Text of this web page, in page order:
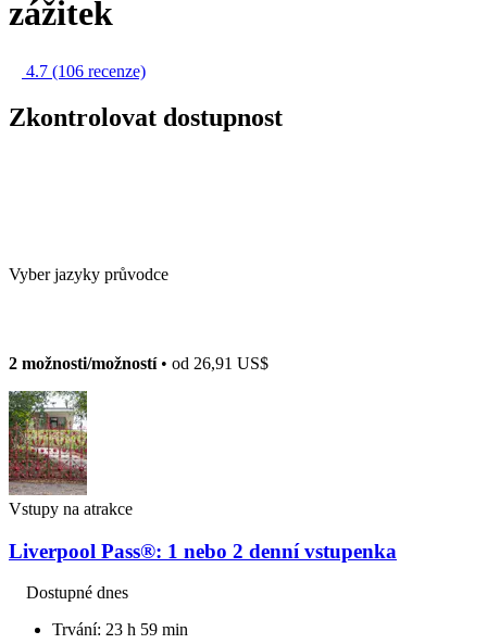
zážitek
4.7 (106 recenze)
Zkontrolovat dostupnost
Vyber jazyky průvodce
2 možnosti/možností• od 26,91 US$
Vstupy na atrakce
Liverpool Pass®: 1 nebo 2 denní vstupenka
Dostupné dnes
Trvání: 23 h 59 min